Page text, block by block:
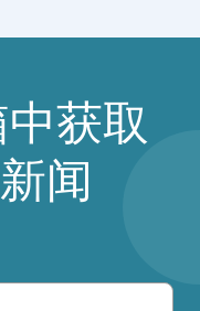
获取
闻